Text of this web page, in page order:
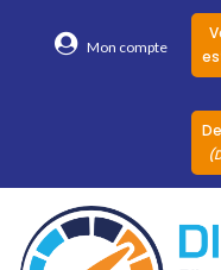
Mon compte